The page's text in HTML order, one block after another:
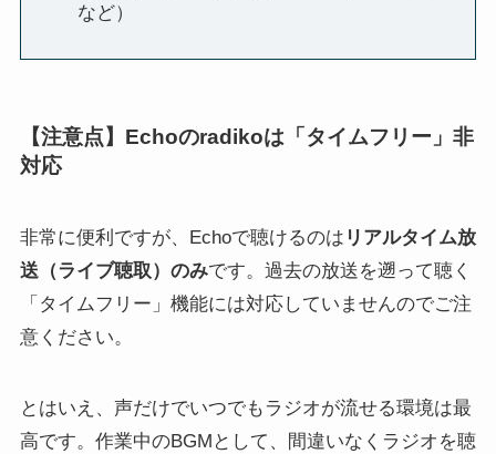
など）
【注意点】Echoのradikoは「タイムフリー」非
対応
非常に便利ですが、Echoで聴けるのは リアルタイム放
送（ライブ聴取）のみです。過去の放送を遡って聴く
「タイムフリー」機能には対応していませんのでご注
意ください。
とはいえ、声だけでいつでもラジオが流せる環境は最
高です。作業中のBGMとして、間違いなくラジオを聴